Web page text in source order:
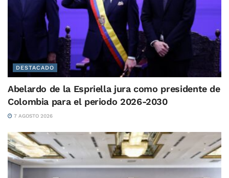
DESTACADO
Abelardo de la Espriella jura como presidente de
Colombia para el periodo 2026-2030
7 AGOSTO 2026